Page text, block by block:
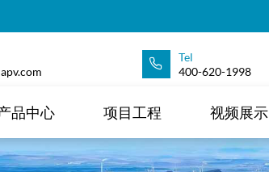
Tel
400-620-1998
品中心 项目工程 视频展示